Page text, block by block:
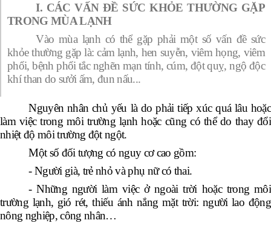
I. CÁC VẤN ĐỀ SỨC KHỎE THƯỜNG GẶP
TRONG MÙA LẠNH
Vào mùa lạnh có thể gặp phải một số vấn đề sức
khỏe thường gặp là: cảm lạnh, hen suyễn, viêm họng, viêm
phổi, bệnh phổi tắc nghẽn mạn tính, cúm, đột quỵ, ngộ độc
khí than do sưởi ấm, đun nấu...
Nguyên nhân chủ yếu là do phải tiếp xúc quá lâu hoặc
làm việc trong môi trường lạnh hoặc cũng có thể do thay đổi
nhiệt độ môi trường đột ngột.
Một số đối tượng có nguy cơ cao gồm:
- Người già, trẻ nhỏ và phụ nữ có thai.
- Những người làm việc ở ngoài trời hoặc trong môi
trường lạnh, gió rét, thiếu ánh nắng mặt trời: người lao động
nông nghiệp, công nhân…